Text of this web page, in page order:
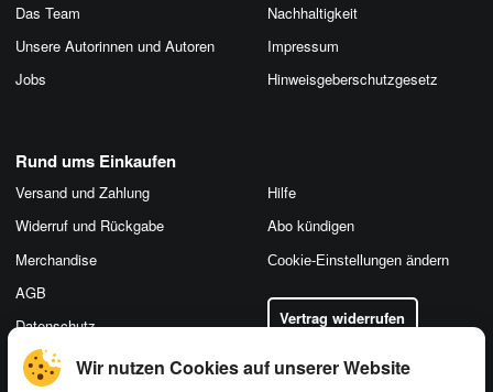
Wir nutzen Cookies auf unserer Website
Das Team
Unsere Autorinnen und Autoren
Jobs
Nachhaltigkeit
Impressum
Hinweis­geber­schutz­gesetz
Rund ums Einkaufen
Versand und Zahlung
Widerruf und Rückgabe
Merchandise
AGB
Datenschutz
Hilfe
Abo kündigen
Cookie-Einstellungen ändern
Vertrag widerrufen